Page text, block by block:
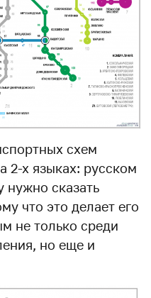
схем
2-х языках: русском
нужно сказать
что это делает его
не только среди
но еще и